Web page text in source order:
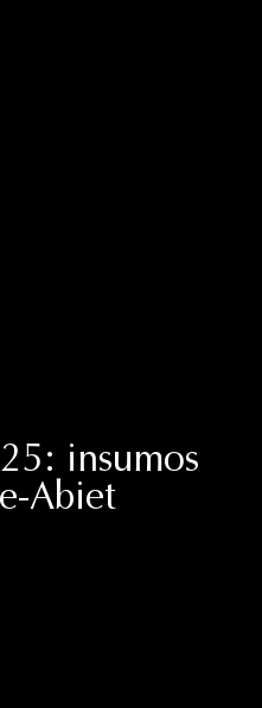
insumos
Abiet